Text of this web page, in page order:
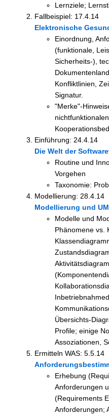
Lernziele;
Fallbeispiel: 17.4.14
Elektronische
Einordnung,
(funktionale,
Sicherheits-),
Konfliktlinien,
Signatur.
"Merke"-
Einführung: 24.4.14
Die Welt der
Routine und
Vorgehen
Taxonomie:
Modellierung: 28.4.14
Modellierung und
Modelle und
Phänomene vs.
Übersichts-
Profile; einige
Assoziationen,
Ermitteln WAS: 5.5.14
Erhebung
Anforderungen
(Requirements
Anforderungen;